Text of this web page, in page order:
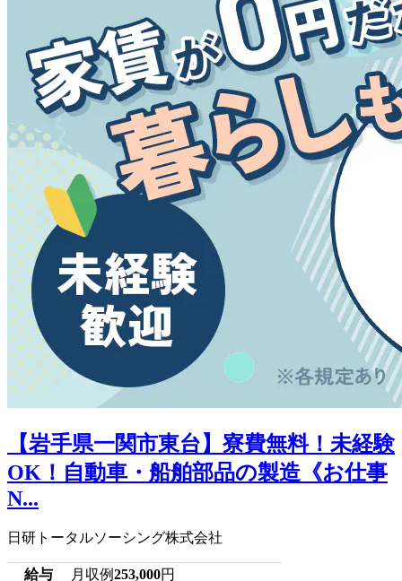
【岩手県一関市東台】寮費無料！未経験
OK！自動車・船舶部品の製造《お仕事
N...
日研トータルソーシング株式会社
給与 月収例253,000円